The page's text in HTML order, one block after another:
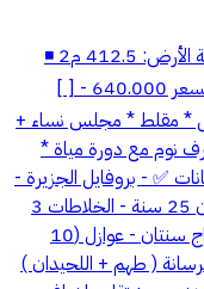
ادوار فاخره للبيع بمخطط التلال-قفار ◾️ مساحة الأرض: 412.5 م2 ◾️
مسطح البناء: 295 م2 ◾️ شارع 18 شرقي 💲 السعر 640.000 - [ ]
* مقلط * مجلس نساء +
ومغاسل * مطبخ + مستودع * 2 غرف نوم مع دورة مياة *
✅ - بروفايل الجزيرة -
سباكة حراري (ضمان 50 سنة) - كهرباء بضمان 25 سنة - الخلاطات 3
سنوات - الاقفال 5سنوات - الاناره وابواب الكراج سنتان - عوازل (10
( طهم + اللحيدان )